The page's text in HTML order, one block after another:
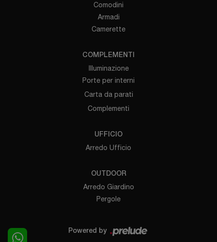
Comodini
Armadi
Camerette
COMPLEMENTI
Illuminazione
Porte per interni
Carta da parati
Complementi
UFFICIO
Arredo Ufficio
OUTDOOR
Arredo Giardino
Pergole
Powered by